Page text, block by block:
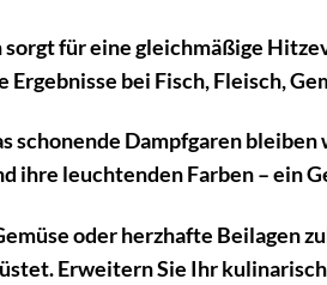
für eine gleichmäßige
bei Fisch, Fleisch,
schonende Dampfgaren
ihre leuchtenden Farben – ein
oder herzhafte Beilagen
Erweitern Sie Ihr